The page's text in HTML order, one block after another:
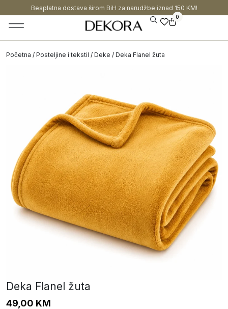
Besplatna dostava širom BiH za narudžbe iznad 150 KM!
0
Početna / Posteljine i tekstil / Deke / Deka Flanel žuta
Deka Flanel žuta
49,00 KM